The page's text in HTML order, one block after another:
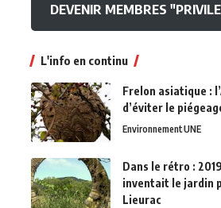
DEVENIR MEMBRES
L'info en continu
Frelon asiatique :
d’éviter le
EnvironnementUNE
Dans le rétro :
inventait le jardin
Lieurac